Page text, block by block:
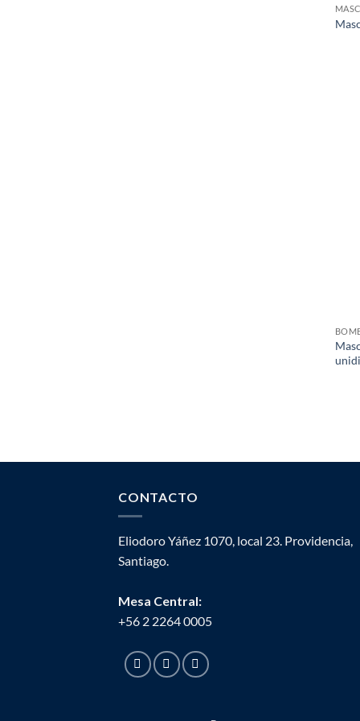
CONTACTO
Eliodoro Yáñez 1070, local 23. Providencia,
Santiago.
Mesa Central:
+56 2 2264 0005